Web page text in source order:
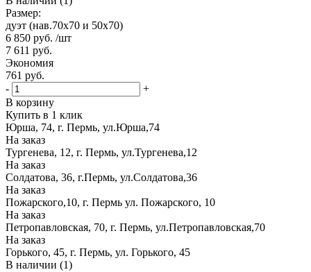
Размер:
дуэт (нав.70х70 и 50х70)
6 850 руб. /шт
7 611 руб.
Экономия
761 руб.
-
+
В корзину
Купить в 1 клик
Юрша, 74, г. Пермь, ул.Юрша,74
На заказ
Тургенева, 12, г. Пермь, ул.Тургенева,12
На заказ
Солдатова, 36, г.Пермь, ул.Солдатова,36
На заказ
Пожарского,10, г. Пермь ул. Пожарского, 10
На заказ
Петропавловская, 70, г. Пермь, ул.Петропавловская,70
На заказ
Горького, 45, г. Пермь, ул. Горького, 45
В наличии (1)